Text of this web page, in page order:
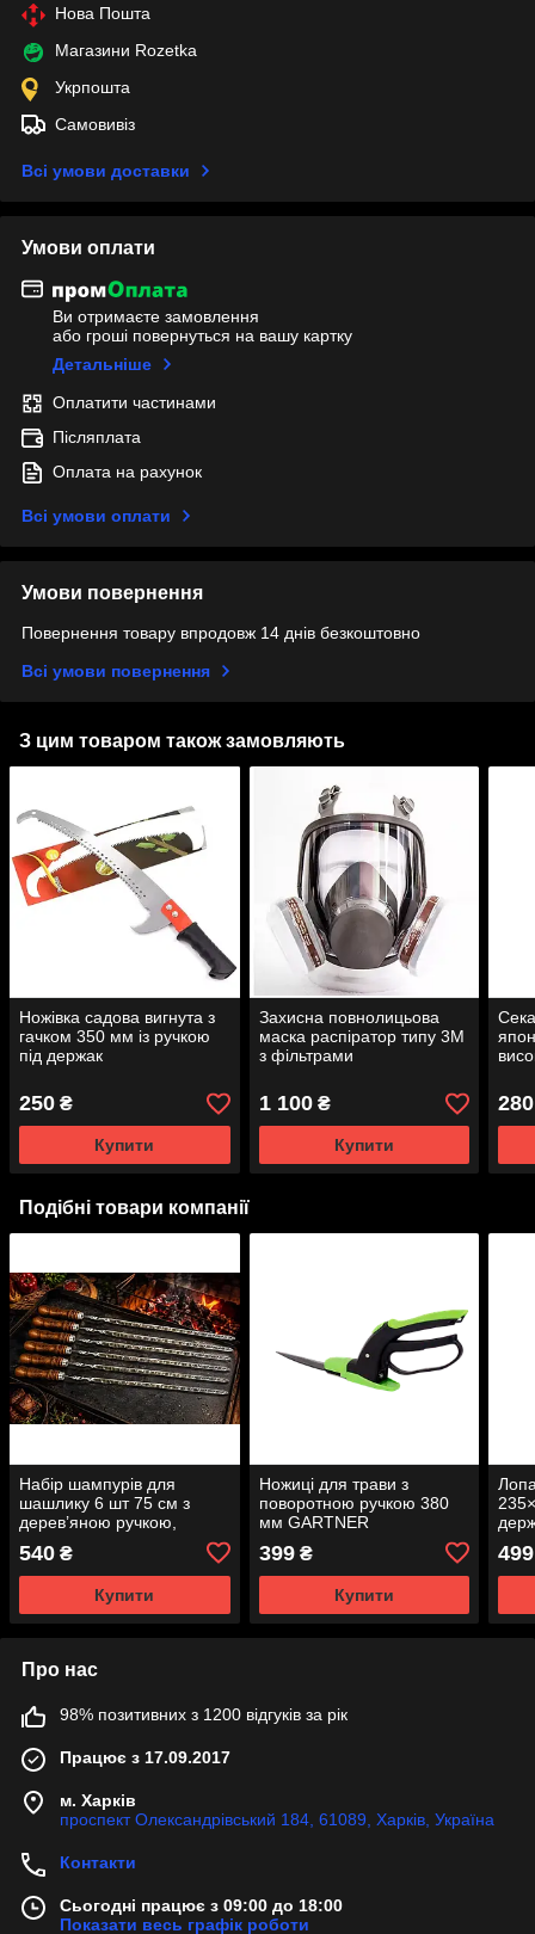
Нова Пошта
Магазини Rozetka
Укрпошта
Самовивіз
Всі умови доставки
Умови оплати
Ви отримаєте замовлення
або гроші повернуться на вашу картку
Детальніше
Оплатити частинами
Післяплата
Оплата на рахунок
Всі умови оплати
Умови повернення
Повернення товару впродовж 14 днів безкоштовно
Всі умови повернення
З цим товаром також замовляють
Ножівка садова вигнута з
гачком 350 мм із ручкою
під держак
250 ₴
Купити
Захисна повнолицьова
маска распіратор типу 3М
з фільтрами
1 100₴
Купити
280
Подібні товари компанії
Набір шампурів для
шашлику 6 шт 75 см з
дерев’яною ручкою,
540 ₴
Купити
Ножиці для трави з
поворотною ручкою 380
мм GARTNER
399₴
Купити
499
Про нас
98% позитивних з 1200 відгуків за рік
Працює з 17.09.2017
м. Харків
проспект Олександрівський 184, 61089, Харків, Україна
Контакти
Сьогодні працює з 09:00 до 18:00
Показати весь графік роботи